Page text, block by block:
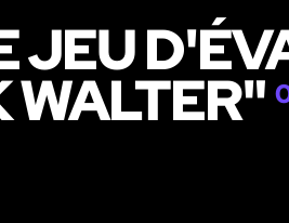
JEU
WALTER"